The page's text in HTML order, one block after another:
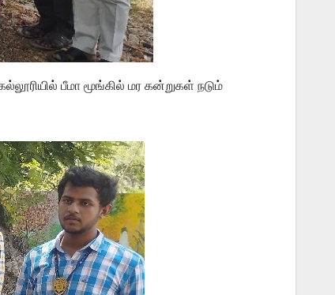
பீமா மூங்கில் மர கன்றுகள் நடும்